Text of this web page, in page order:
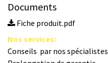
Documents
Fiche produit.pdf
Nos s​ervices:
Conseils par nos spé​cialistes